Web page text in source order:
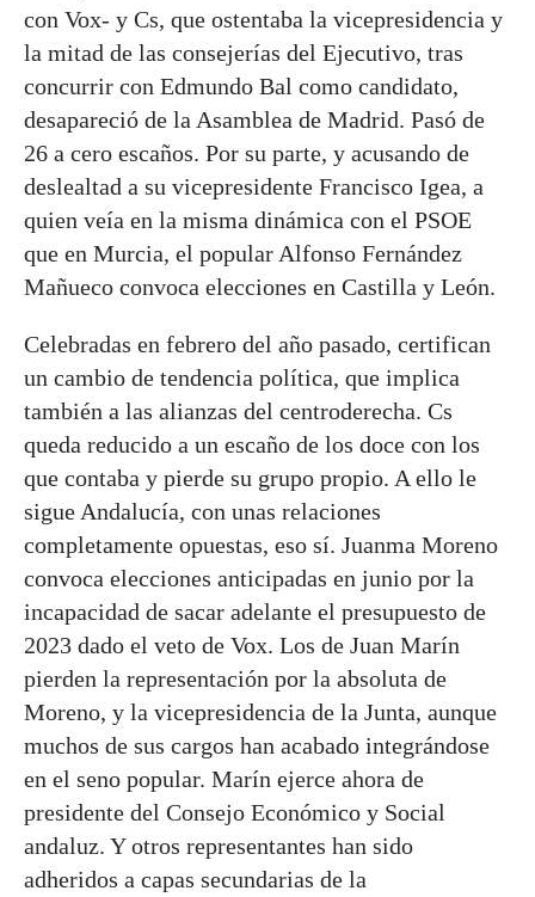
con Vox- y Cs, que ostentaba la vicepresidencia y
la mitad de las consejerías del Ejecutivo, tras
concurrir con Edmundo Bal como candidato,
desapareció de la Asamblea de Madrid. Pasó de
26 a cero escaños. Por su parte, y acusando de
deslealtad a su vicepresidente Francisco Igea, a
quien veía en la misma dinámica con el PSOE
que en Murcia, el popular Alfonso Fernández
Mañueco convoca elecciones en Castilla y León.
Celebradas en febrero del año pasado, certifican
un cambio de tendencia política, que implica
también a las alianzas del centroderecha. Cs
queda reducido a un escaño de los doce con los
que contaba y pierde su grupo propio. A ello le
sigue Andalucía, con unas relaciones
completamente opuestas, eso sí. Juanma Moreno
convoca elecciones anticipadas en junio por la
incapacidad de sacar adelante el presupuesto de
2023 dado el veto de Vox. Los de Juan Marín
pierden la representación por la absoluta de
Moreno, y la vicepresidencia de la Junta, aunque
muchos de sus cargos han acabado integrándose
en el seno popular. Marín ejerce ahora de
presidente del Consejo Económico y Social
andaluz. Y otros representantes han sido
adheridos a capas secundarias de la